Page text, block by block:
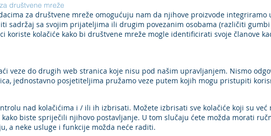
društvene mreže
za društvene mreže omogućuju nam da njihove proizvode integriramo
sadržaj sa svojim prijateljima ili drugim povezanim osobama (različiti
koriste kolačiće kako bi društvene mreže mogle identificirati svoje članove
veze do drugih web stranica koje nisu pod našim upravljanjem. Nismo
jednostavno posjetiteljima pružamo veze putem kojih mogu pristupiti
nad kolačićima i / ili ih izbrisati. Možete izbrisati sve kolačiće koji su već
biste spriječili njihovo postavljanje. U tom slučaju ćete možda morati
a neke usluge i funkcije možda neće raditi.